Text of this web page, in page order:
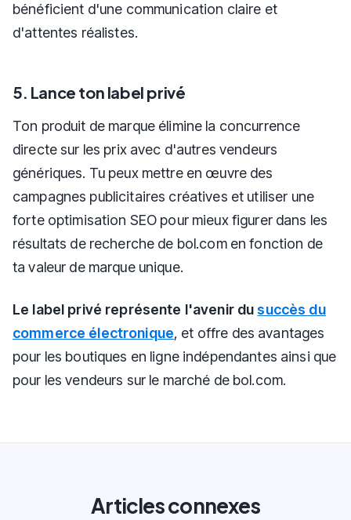
bénéficient d'une communication claire et
d'attentes réalistes.
5. Lance ton label privé
Ton produit de marque élimine la concurrence
directe sur les prix avec d'autres vendeurs
génériques. Tu peux mettre en œuvre des
campagnes publicitaires créatives et utiliser une
forte optimisation SEO pour mieux figurer dans les
résultats de recherche de bol.com en fonction de
ta valeur de marque unique.
Le label privé représente l'avenir dusuccès du
commerce électronique, et offre des avantages
pour les boutiques en ligne indépendantes ainsi que
pour les vendeurs sur le marché de bol.com.
Articles connexes